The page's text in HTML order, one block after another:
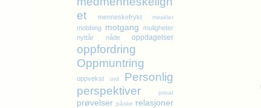
et
menneskefrykt mirakler
mobbing motgang
muligheter
nyttår
nåde oppdagelser
oppfordring
Oppmuntring
oppvekst ord
Personlig
perspektiver
privat
prøvelser påske relasjoner